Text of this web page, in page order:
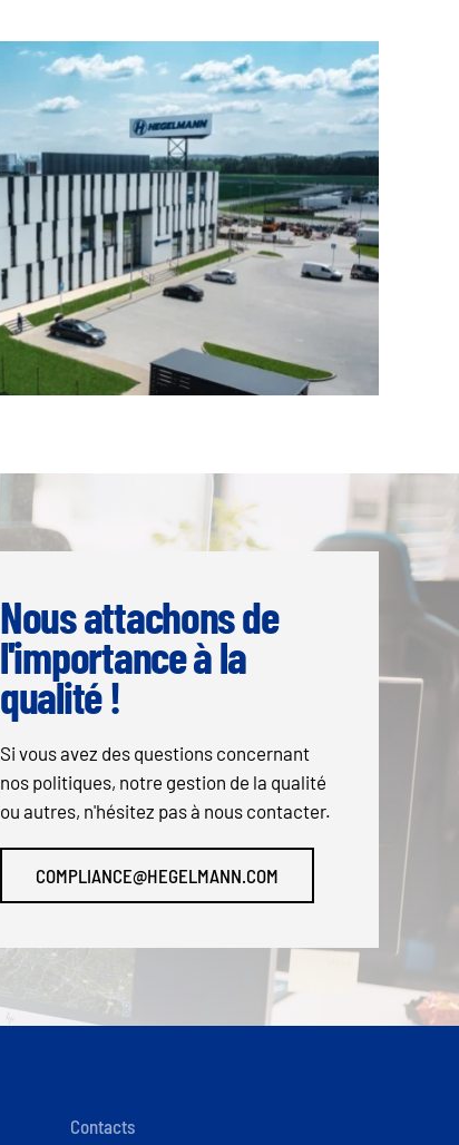
Nous attachons de
l'importance à la
qualité !
Si vous avez des questions concernant
nos politiques, notre gestion de la qualité
ou autres, n'hésitez pas à nous contacter.
COMPLIANCE@HEGELMANN.COM
Contacts